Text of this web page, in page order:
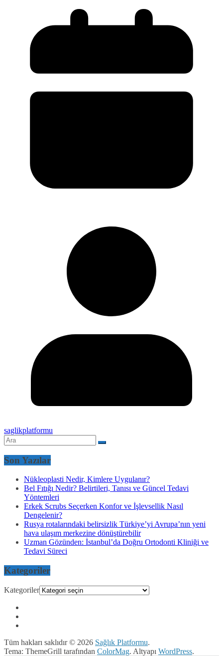
saglikplatformu
Son Yazılar
Nükleoplasti Nedir, Kimlere Uygulanır?
Bel Fıtığı Nedir? Belirtileri, Tanısı ve Güncel Tedavi
Yöntemleri
Erkek Scrubs Seçerken Konfor ve İşlevsellik Nasıl
Dengelenir?
Rusya rotalarındaki belirsizlik Türkiye’yi Avrupa’nın yeni
hava ulaşım merkezine dönüştürebilir
Uzman Gözünden: İstanbul’da Doğru Ortodonti Kliniği ve
Tedavi Süreci
Kategoriler
Kategoriler
Tüm hakları saklıdır © 2026 Sağlık Platformu.
Tema: ThemeGrill tarafından ColorMag. Altyapı WordPress.